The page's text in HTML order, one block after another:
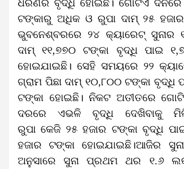
ଧରଣର ବୃଦ୍ଧି ହୋଇଛି। ଗୋଟିଏ ଦିନରେ
ଟଙ୍କାରୁ ଅଧିକ ଓ ରୁପା ଦାମ୍‌ ୨୫
ଭୁବନେଶ୍ବରରେ ୨୪ କ୍ୟାରେଟ୍‌ ସୁନାର
ଦାମ୍‌ ୧୧,୭୭୦ ଟଙ୍କା ବୃଦ୍ଧି ପାଇ
ହୋଇଯାଇଛି। ସେହି ସମୟରେ ୨୨
ଗ୍ରାମ ପିଛା ଦାମ୍‌ ୧୦,୮୦୦ ଟଙ୍କା ବୃଦ୍ଧି
ଟଙ୍କା ହୋଇଛି। ନିକଟ ଅତୀତରେ
ଦରରେ ଏଭଳି ବୃଦ୍ଧି ଦେଖିବାକୁ
ରୁପା କେଜି ୨୫ ହଜାର ଟଙ୍କା ବୃଦ୍ଧି
ହଜାର ଟଙ୍କା ହୋଇଯାଇଛି।ଆଜିର
ଅନୁସାରେ ସୁନା ପ୍ରଥମ ଥର ୧.୬